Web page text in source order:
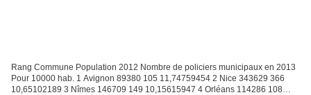
Rang Commune Population 2012 Nombre de policiers municipaux en 2013
Pour 10000 hab. 1 Avignon 89380 105 11,74759454 2 Nice 343629 366
10,65102189 3 Nîmes 146709 149 10,15615947 4 Orléans 114286 108